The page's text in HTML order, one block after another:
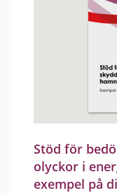
Stöd för
olyckor i
exempel på